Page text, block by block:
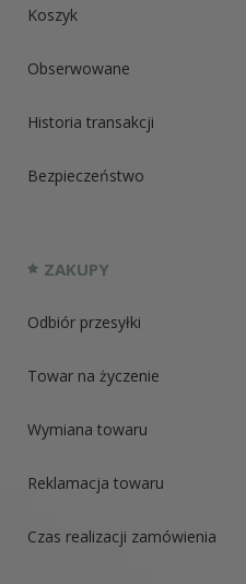
Koszyk
Obserwowane
Historia transakcji
Bezpieczeństwo
ZAKUPY
Odbiór przesyłki
Towar na życzenie
Wymiana towaru
Reklamacja towaru
Czas realizacji zamówienia